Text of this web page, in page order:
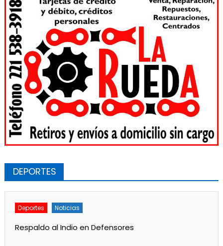
DEPORTES
Deportes Noticias
Respaldo al Indio en Defensores